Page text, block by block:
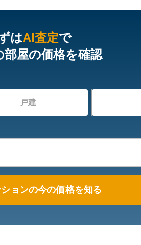
はAI査定で
部屋の価格を確認
戸建
ョンの今の価格を知る